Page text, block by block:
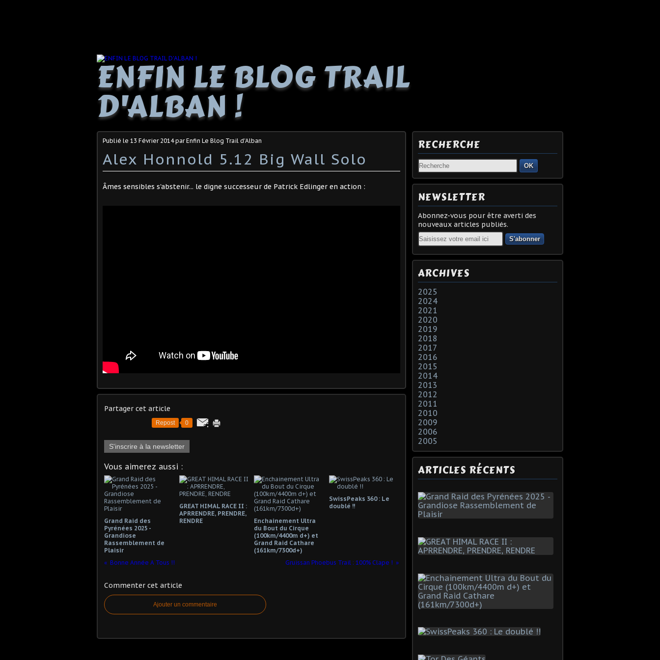
ENFIN LE BLOG TRAIL
D'ALBAN !
Publié le 13 Février 2014par Enfin Le Blog Trail d'Alban
Alex Honnold 5.12 Big Wall Solo
Âmes sensibles s'abstenir... le digne successeur de Patrick Edlinger en action :
Partager cet article
Repost 0
S'inscrire à la newsletter
Vous aimerez aussi :
Grand Raid des
Pyrénées 2025 -
Grandiose
Rassemblement de
Plaisir
GREAT HIMAL RACE II :
APRRENDRE, PRENDRE,
RENDRE
Enchainement Ultra
du Bout du Cirque
(100km/4400m d+) et
Grand Raid Cathare
(161km/7300d+)
SwissPeaks 360 : Le
doublé !!
Bonne Année A Tous !! Gruissan Phoebus Trail : 100% Clape !
Commenter cet article
Ajouter un commentaire
RECHERCHE
OK
NEWSLETTER
Abonnez-vous pour être averti des
nouveaux articles publiés.
Email
ARCHIVES
2025
2024
2021
2020
2019
2018
2017
2016
2015
2014
2013
2012
2011
2010
2009
2006
2005
ARTICLES RÉCENTS